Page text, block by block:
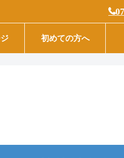
初めての方へ